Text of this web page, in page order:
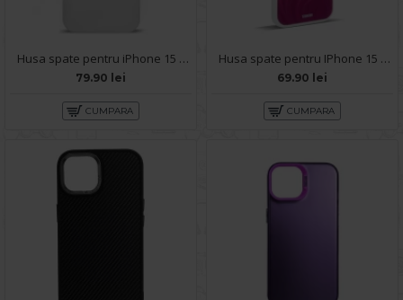
Husa spate pentru iPhone 15 - Lito Case Alb
79.90 lei
CUMPARA
Husa spate pentru IPhone 15 Pro Max- Dun case Mov
69.90 lei
CUMPARA